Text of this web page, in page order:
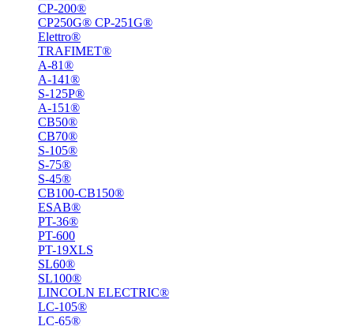
CP-200®
CP250G® CP-251G®
Elettro®
TRAFIMET®
A-81®
A-141®
S-125P®
A-151®
СВ50®
СВ70®
S-105®
S-75®
S-45®
СВ100-СВ150®
ESAB®
PT-36®
PT-600
PT-19XLS
SL60®
SL100®
LINCOLN ELECTRIC®
LC-105®
LC-65®